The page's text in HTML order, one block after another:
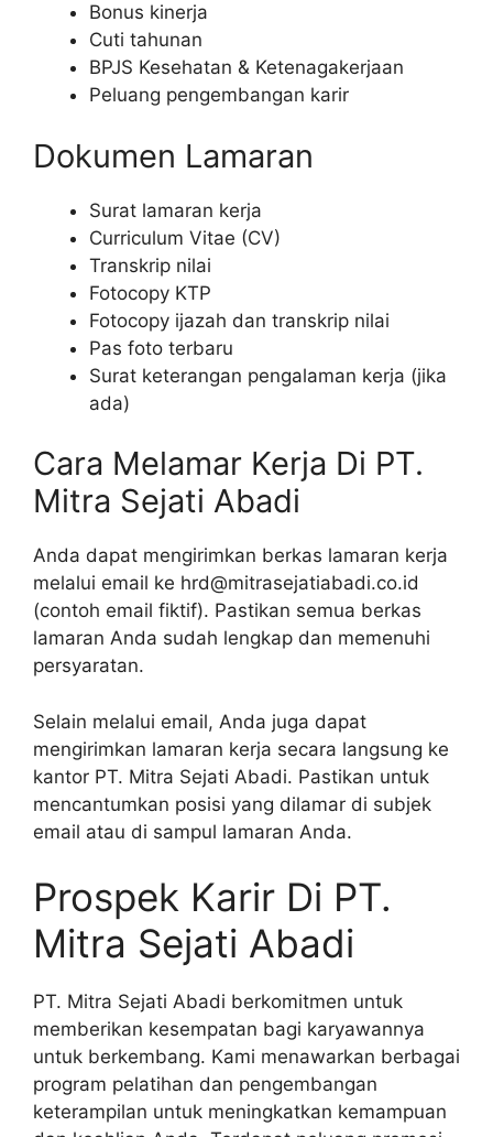
Bonus kinerja
Cuti tahunan
BPJS Kesehatan & Ketenagakerjaan
Peluang pengembangan karir
Dokumen Lamaran
Surat lamaran kerja
Curriculum Vitae (CV)
Transkrip nilai
Fotocopy KTP
Fotocopy ijazah dan transkrip nilai
Pas foto terbaru
Surat keterangan pengalaman kerja (jika
ada)
Cara Melamar Kerja Di PT.
Mitra Sejati Abadi
Anda dapat mengirimkan berkas lamaran kerja
melalui email ke hrd@mitrasejatiabadi.co.id
(contoh email fiktif). Pastikan semua berkas
lamaran Anda sudah lengkap dan memenuhi
persyaratan.
Selain melalui email, Anda juga dapat
mengirimkan lamaran kerja secara langsung ke
kantor PT. Mitra Sejati Abadi. Pastikan untuk
mencantumkan posisi yang dilamar di subjek
email atau di sampul lamaran Anda.
Prospek Karir Di PT.
Mitra Sejati Abadi
PT. Mitra Sejati Abadi berkomitmen untuk
memberikan kesempatan bagi karyawannya
untuk berkembang. Kami menawarkan berbagai
program pelatihan dan pengembangan
keterampilan untuk meningkatkan kemampuan